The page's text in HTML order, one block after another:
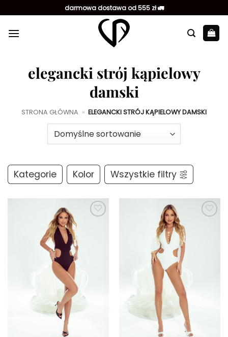
do
zawartości
darmowa dostawa od 555 zł 🚛
elegancki strój kąpielowy
damski
STRONA GŁÓWNA » ELEGANCKI STRÓJ KĄPIELOWY DAMSKI
Kategorie Kolor Wszystkie filtry
Dodaj do
ulubionych
ulubionych